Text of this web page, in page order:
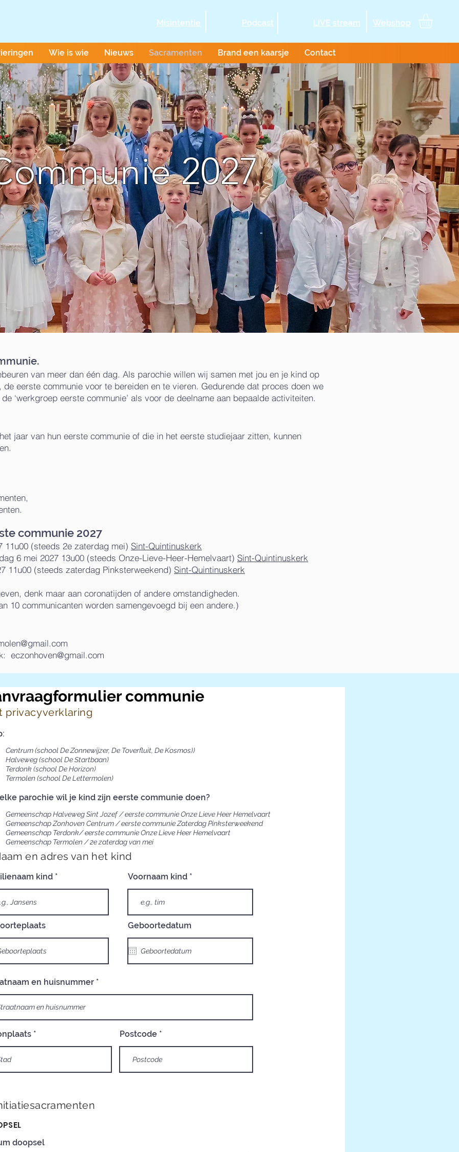
Misintentie Podcast LIVE stream Webshop
Wie is wie Nieuws Sacramenten Brand een kaarsje Contact
2027
van meer dan één dag. Als parochie willen wij samen met jou en je kind op
eerste communie voor te bereiden en te vieren. Gedurende dat proces doen we
‘werkgroep eerste communie’ als voor de deelname aan bepaalde activiteiten.
jaar van hun eerste communie of die in het eerste studiejaar zitten, kunnen
communie 2027
11u00 (steeds 2e zaterdag mei) Sint-Quintinuskerk
6 mei 2027 13u00 (steeds Onze-Lieve-Heer-Hemelvaart) Sint-Quintinuskerk
11u00 (steeds zaterdag Pinksterweekend) Sint-Quintinuskerk
denk maar aan coronatijden of andere omstandigheden.
10 communicanten worden samengevoegd bij een andere.)
: eczonhoven@gmail.com
communie
privacyverklaring
Centrum (school De Zonnewijzer, De Toverfluit, De Kosmos))
Halveweg (school De Startbaan)
Terdonk (school De Horizon)
Termolen (school De Lettermolen)
parochie wil je kind zijn eerste communie doen?
Gemeenschap Halveweg Sint Jozef / eerste communie Onze Lieve Heer Hemelvaart
Gemeenschap Zonhoven Centrum / eerste communie Zaterdag Pinksterweekend
Gemeenschap Terdonk/ eerste communie Onze Lieve Heer Hemelvaart
Gemeenschap Termolen / 2e zaterdag van mei
en adres van het kind
kind Voornaam kind
Geboortedatum
en huisnummer
Postcode
doopsel